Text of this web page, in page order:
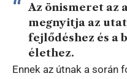
Az önismeret az
megnyitja az
fejlődéshez és a
élethez.
Ennek az útnak a során